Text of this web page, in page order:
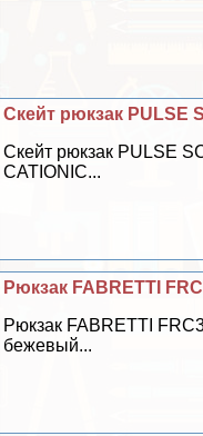
Скейт рюкзак PULSE
Скейт рюкзак PULSE
CATIONIC...
Рюкзак FABRETTI
Рюкзак FABRETTI
бежевый...